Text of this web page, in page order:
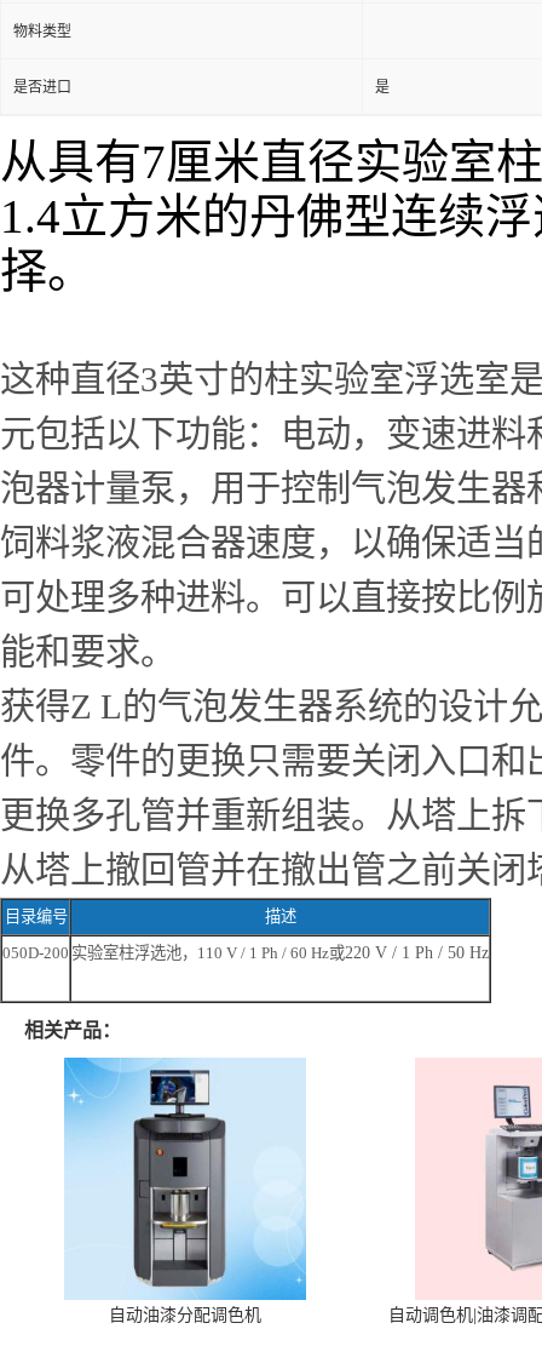
物料类型
是否进口 是
从具有7厘米直径实验室
1.4立方米的丹佛型连续
择。
这种直径3英寸的柱实验室浮选室
元包括以下功能：电动，变速进
泡器计量泵，用于控制气泡发生
饲料浆液混合器速度，以确保适当
可处理多种进料。可以直接按比
能和要求。
获得Z L的气泡发生器系统的设计
件。零件的更换只需要关闭入口
更换多孔管并重新组装。从塔上
从塔上撤回管并在撤出管之前关闭
目录编号
描述
050D-200 实验室柱浮选池， 110 V / 1 Ph / 60 Hz或220 V / 1 Ph / 50 Hz
相关产品：
自动油漆分配调色机 自动调色机|油漆调